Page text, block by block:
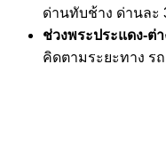
ด่านทับช้าง ด่านละ
ช่วงพระประแดง-ต่
คิดตามระยะทาง ร